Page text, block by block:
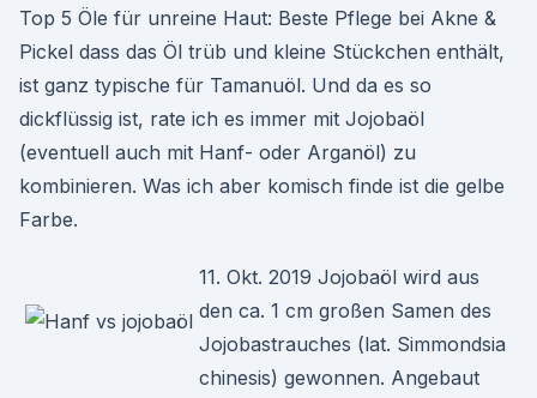
Top 5 Öle für unreine Haut: Beste Pflege bei Akne &
Pickel dass das Öl trüb und kleine Stückchen enthält,
ist ganz typische für Tamanuöl. Und da es so
dickflüssig ist, rate ich es immer mit Jojobaöl
(eventuell auch mit Hanf- oder Arganöl) zu
kombinieren. Was ich aber komisch finde ist die gelbe
Farbe.
11. Okt. 2019 Jojobaöl wird aus
den ca. 1 cm großen Samen des
Jojobastrauches (lat. Simmondsia
chinesis) gewonnen. Angebaut